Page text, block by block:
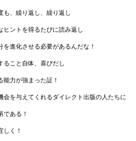
も、繰り返し、繰り返し
ヒントを得るたびに読み返し
を進化させる必要があるんだな！
ること自体、喜びだし
能力が強まった証！
会を与えてくれるダイレクト出版の人たちに
である！
しく！